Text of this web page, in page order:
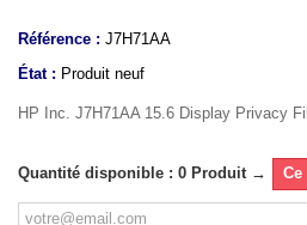
Référence : J7H71AA
État : Produit neuf
HP Inc. J7H71AA 15.6 Display Privacy
Quantité disponible : 0 Produit →